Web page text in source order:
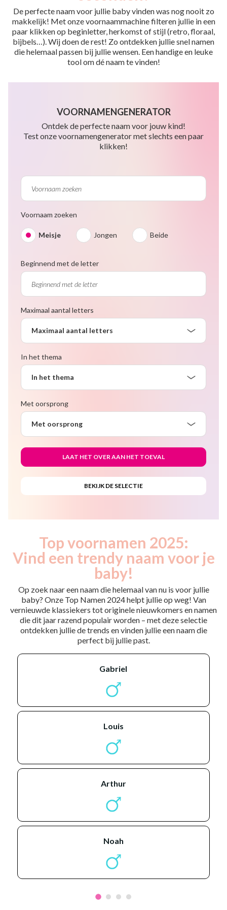
De perfecte naam voor jullie baby vinden was nog nooit zo
makkelijk! Met onze voornaammachine filteren jullie in een
paar klikken op beginletter, herkomst of stijl (retro, floraal,
bijbels…). Wij doen de rest! Zo ontdekken jullie snel namen
die helemaal passen bij jullie wensen. Een handige en leuke
tool om dé naam te vinden!
VOORNAMENGENERATOR
Ontdek de perfecte naam voor jouw kind!
Test onze voornamengenerator met slechts een paar
klikken!
Voornaam zoeken
Meisje Jongen Beide
Beginnend met de letter
Maximaal aantal letters
Maximaal aantal letters
In het thema
In het thema
Met oorsprong
Met oorsprong
Top voornamen 2025:
Vind een trendy naam voor je
baby!
Op zoek naar een naam die helemaal van nu is voor jullie
baby? Onze Top Namen 2024 helpt jullie op weg! Van
vernieuwde klassiekers tot originele nieuwkomers en namen
die dit jaar razend populair worden – met deze selectie
ontdekken jullie de trends en vinden jullie een naam die
perfect bij jullie past.
gabriel
louis
arthur
noah